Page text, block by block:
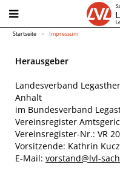
Startseite Impressum
Herausgeber
Landesverband
Anhalt
im Bundesverband
Vereinsregister
Vereinsregister-Nr.: VR
Vorsitzende: Kathrin
E-Mail: vorstand@lvl-